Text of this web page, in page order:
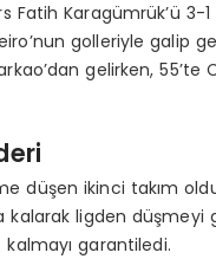
Fatih Karagümrük’ü
golleriyle galip
gelirken, 55’te
düşen ikinci takım
kalarak ligden
garantiledi.